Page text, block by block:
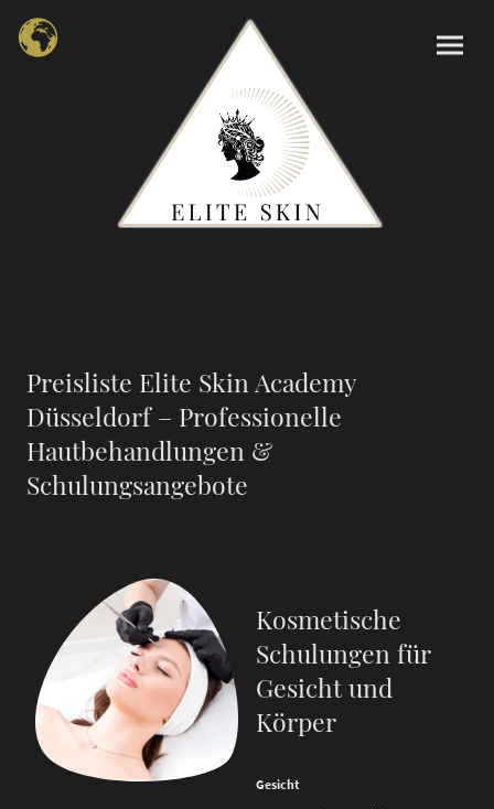
Preisliste Elite Skin Academy
Düsseldorf – Professionelle
Hautbehandlungen &
Schulungsangebote
Kosmetische
Schulungen für
Gesicht und
Körper
Gesicht